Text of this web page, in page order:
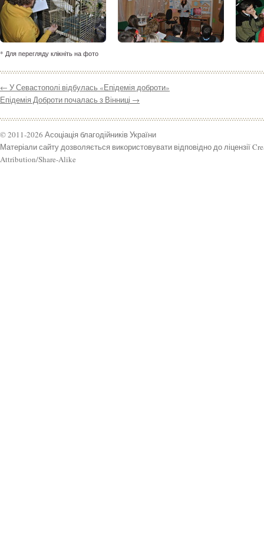
* Для перегляду клікніть на фото
← У Севастополі відбулась «Епідемія доброти»
Епідемія Доброти почалась з Вінниці →
© 2011-2026 Асоціація благодійників України
Матеріали сайту дозволяється використовувати відповідно до ліцензії
Attribution/Share-Alike